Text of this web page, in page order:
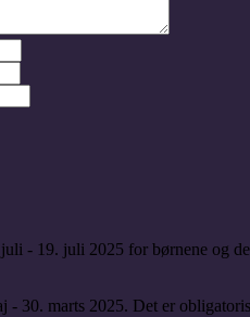
- 19. juli 2025 for børnene og
30. marts 2025. Det er